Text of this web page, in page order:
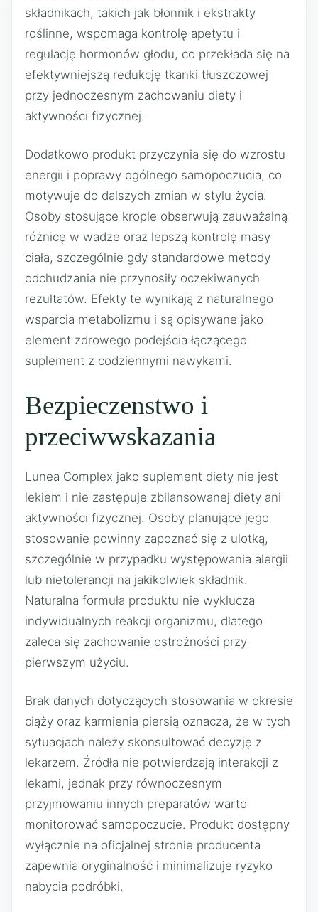
składnikach, takich jak błonnik i ekstrakty
roślinne, wspomaga kontrolę apetytu i
regulację hormonów głodu, co przekłada się na
efektywniejszą redukcję tkanki tłuszczowej
przy jednoczesnym zachowaniu diety i
aktywności fizycznej.
Dodatkowo produkt przyczynia się do wzrostu
energii i poprawy ogólnego samopoczucia, co
motywuje do dalszych zmian w stylu życia.
Osoby stosujące krople obserwują zauważalną
różnicę w wadze oraz lepszą kontrolę masy
ciała, szczególnie gdy standardowe metody
odchudzania nie przynosiły oczekiwanych
rezultatów. Efekty te wynikają z naturalnego
wsparcia metabolizmu i są opisywane jako
element zdrowego podejścia łączącego
suplement z codziennymi nawykami.
Bezpieczenstwo i
przeciwwskazania
Lunea Complex jako suplement diety nie jest
lekiem i nie zastępuje zbilansowanej diety ani
aktywności fizycznej. Osoby planujące jego
stosowanie powinny zapoznać się z ulotką,
szczególnie w przypadku występowania alergii
lub nietolerancji na jakikolwiek składnik.
Naturalna formuła produktu nie wyklucza
indywidualnych reakcji organizmu, dlatego
zaleca się zachowanie ostrożności przy
pierwszym użyciu.
Brak danych dotyczących stosowania w okresie
ciąży oraz karmienia piersią oznacza, że w tych
sytuacjach należy skonsultować decyzję z
lekarzem. Źródła nie potwierdzają interakcji z
lekami, jednak przy równoczesnym
przyjmowaniu innych preparatów warto
monitorować samopoczucie. Produkt dostępny
wyłącznie na oficjalnej stronie producenta
zapewnia oryginalność i minimalizuje ryzyko
nabycia podróbki.